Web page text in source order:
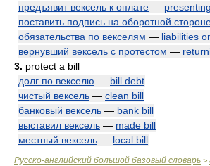
предъявит вексель к оплате —
поставить подпись на оборотной
обязательства по векселям — liabilities
вернувший вексель с протестом —
3. protect a bill
долг по векселю — bill debt
чистый вексель — clean bill
банковый вексель — bank bill
выставил вексель — made bill
местный вексель — local bill
Русско-английский большой базовый словарь >